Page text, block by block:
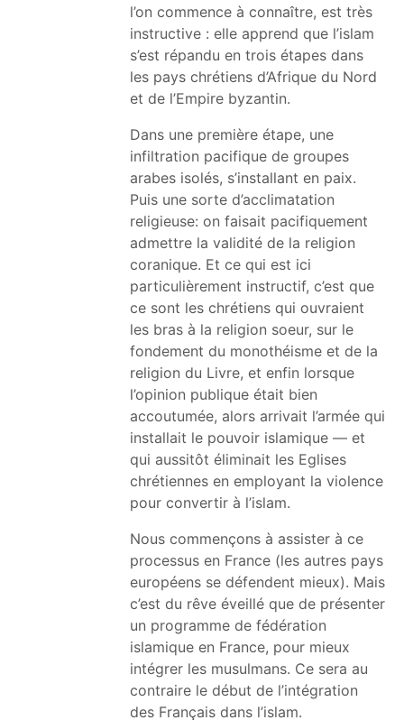
l’on commence à connaître, est très
instructive : elle apprend que l’islam
s’est répandu en trois étapes dans
les pays chrétiens d’Afrique du Nord
et de l’Empire byzantin.
Dans une première étape, une
infiltration pacifique de groupes
arabes isolés, s’installant en paix.
Puis une sorte d’acclimatation
religieuse: on faisait pacifiquement
admettre la validité de la religion
coranique. Et ce qui est ici
particulièrement instructif, c’est que
ce sont les chrétiens qui ouvraient
les bras à la religion soeur, sur le
fondement du monothéisme et de la
religion du Livre, et enfin lorsque
l’opinion publique était bien
accoutumée, alors arrivait l’armée qui
installait le pouvoir islamique — et
qui aussitôt éliminait les Eglises
chrétiennes en employant la violence
pour convertir à l’islam.
Nous commençons à assister à ce
processus en France (les autres pays
européens se défendent mieux). Mais
c’est du rêve éveillé que de présenter
un programme de fédération
islamique en France, pour mieux
intégrer les musulmans. Ce sera au
contraire le début de l’intégration
des Français dans l’islam.